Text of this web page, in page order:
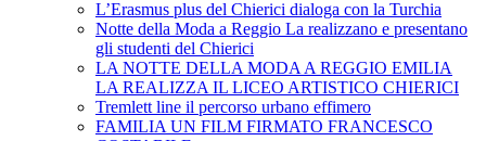
L’Erasmus plus del Chierici dialoga con la Turchia
Notte della Moda a Reggio La realizzano e presentano
gli studenti del Chierici
LA NOTTE DELLA MODA A REGGIO EMILIA
LA REALIZZA IL LICEO ARTISTICO CHIERICI
Tremlett line il percorso urbano effimero
FAMILIA UN FILM FIRMATO FRANCESCO